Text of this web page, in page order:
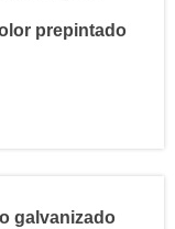
prepintado
galvanizado